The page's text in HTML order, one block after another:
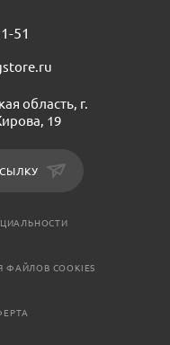
51
область, г.
19
COOKIES